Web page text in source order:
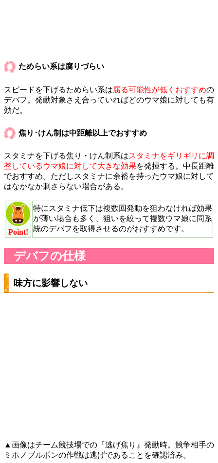
ためらい系は腐りづらい
スピードを下げるためらい系は腐る可能性が低くおすすめの
デバフ。発動対象さえ合っていればどのウマ娘に対しても有
効だ。
焦り･けん制は中距離以上でおすすめ
スタミナを下げる焦り・けん制系はスタミナをギリギリに調
整しているウマ娘に対して大きな効果を発揮する。中長距離
でおすすめ。ただしスタミナに余裕を持ったウマ娘に対して
はなかなか刺さらない場合がある。
Point!
特にスタミナ低下は複数回発動を狙わなければ効果
が薄い場合も多く、狙いを絞って複数ウマ娘に同系
統のデバフを取得させるのがおすすめです。
デバフの仕様
味方に影響しない
▲画像はチーム競技場での『逃げ焦り』発動時。競争相手の
ミホノブルボンの作戦は逃げであることを確認済み。